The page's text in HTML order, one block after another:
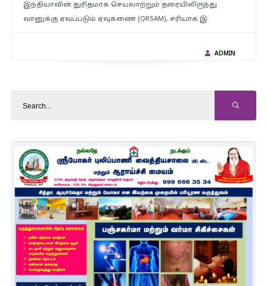
இந்தியாவின் துரிதமாக செயலாற்றும் தரையிலிருந்து
வானுக்கு ஏவப்படும் ஏவுகணை (QRSAM), சரியாக இ
ADMIN